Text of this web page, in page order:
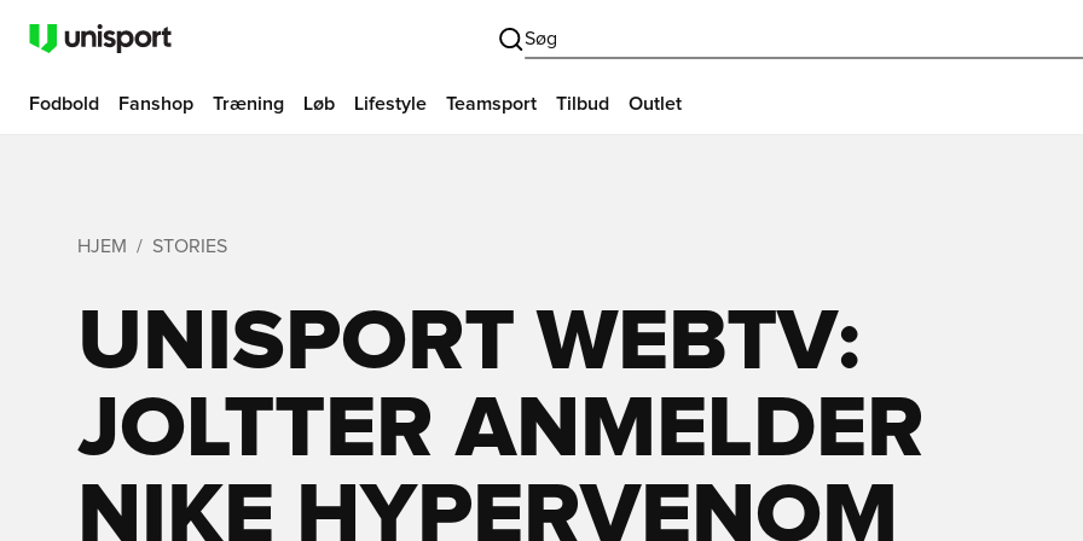
Søg
Fodbold Fanshop Træning Løb Lifestyle Teamsport Tilbud Outlet
HJEM STORIES
UNISPORT WEBTV:
JOLTTER ANMELDER
NIKE HYPERVENOM